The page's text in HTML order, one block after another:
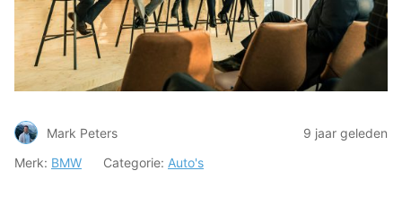
Mark Peters
9 jaar geleden
Merk: BMW Categorie: Auto's